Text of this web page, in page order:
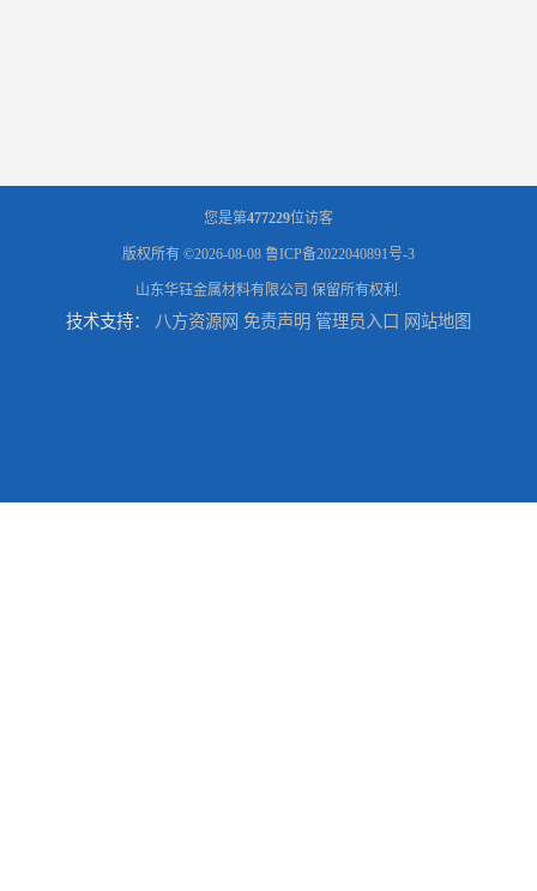
您是第477229位访客
版权所有 ©2026-08-08 鲁ICP备2022040891号-3
山东华钰金属材料有限公司 保留所有权利.
技术支持： 八方资源网 免责声明 管理员入口 网站地图